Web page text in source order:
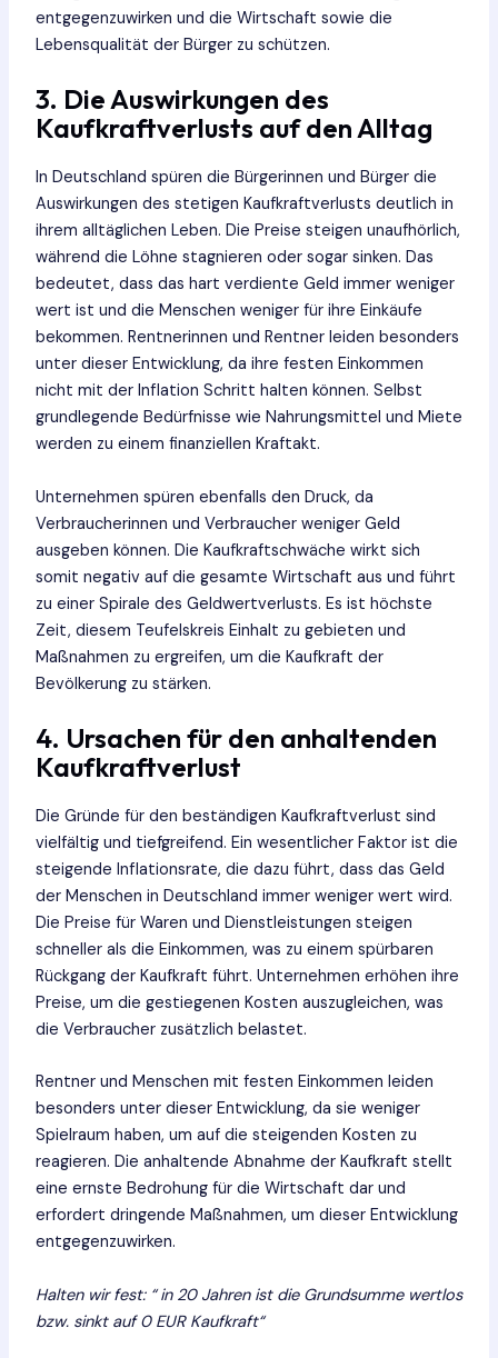
entgegenzuwirken und die Wirtschaft sowie die
Lebensqualität der Bürger zu schützen.
3. Die Auswirkungen des
Kaufkraftverlusts auf den Alltag
In Deutschland spüren die Bürgerinnen und Bürger die
Auswirkungen des stetigen Kaufkraftverlusts deutlich in
ihrem alltäglichen Leben. Die Preise steigen unaufhörlich,
während die Löhne stagnieren oder sogar sinken. Das
bedeutet, dass das hart verdiente Geld immer weniger
wert ist und die Menschen weniger für ihre Einkäufe
bekommen. Rentnerinnen und Rentner leiden besonders
unter dieser Entwicklung, da ihre festen Einkommen
nicht mit der Inflation Schritt halten können. Selbst
grundlegende Bedürfnisse wie Nahrungsmittel und Miete
werden zu einem finanziellen Kraftakt.
Unternehmen spüren ebenfalls den Druck, da
Verbraucherinnen und Verbraucher weniger Geld
ausgeben können. Die Kaufkraftschwäche wirkt sich
somit negativ auf die gesamte Wirtschaft aus und führt
zu einer Spirale des Geldwertverlusts. Es ist höchste
Zeit, diesem Teufelskreis Einhalt zu gebieten und
Maßnahmen zu ergreifen, um die Kaufkraft der
Bevölkerung zu stärken.
4. Ursachen für den anhaltenden
Kaufkraftverlust
Die Gründe für den beständigen Kaufkraftverlust sind
vielfältig und tiefgreifend. Ein wesentlicher Faktor ist die
steigende Inflationsrate, die dazu führt, dass das Geld
der Menschen in Deutschland immer weniger wert wird.
Die Preise für Waren und Dienstleistungen steigen
schneller als die Einkommen, was zu einem spürbaren
Rückgang der Kaufkraft führt. Unternehmen erhöhen ihre
Preise, um die gestiegenen Kosten auszugleichen, was
die Verbraucher zusätzlich belastet.
Rentner und Menschen mit festen Einkommen leiden
besonders unter dieser Entwicklung, da sie weniger
Spielraum haben, um auf die steigenden Kosten zu
reagieren. Die anhaltende Abnahme der Kaufkraft stellt
eine ernste Bedrohung für die Wirtschaft dar und
erfordert dringende Maßnahmen, um dieser Entwicklung
entgegenzuwirken.
Halten wir fest: “ in 20 Jahren ist die Grundsumme wertlos
bzw. sinkt auf 0 EUR Kaufkraft“